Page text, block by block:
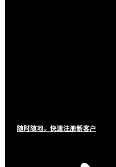
随时随地，快速注册新客户